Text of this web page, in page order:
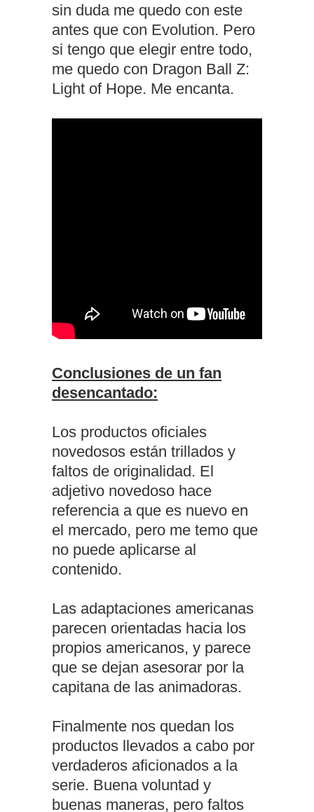
sin duda me quedo con este
antes que con Evolution. Pero
si tengo que elegir entre todo,
me quedo con Dragon Ball Z:
Light of Hope. Me encanta.
Conclusiones de un fan
desencantado:
Los productos oficiales
novedosos están trillados y
faltos de originalidad. El
adjetivo novedoso hace
referencia a que es nuevo en
el mercado, pero me temo que
no puede aplicarse al
contenido.
Las adaptaciones americanas
parecen orientadas hacia los
propios americanos, y parece
que se dejan asesorar por la
capitana de las animadoras.
Finalmente nos quedan los
productos llevados a cabo por
verdaderos aficionados a la
serie. Buena voluntad y
buenas maneras, pero faltos